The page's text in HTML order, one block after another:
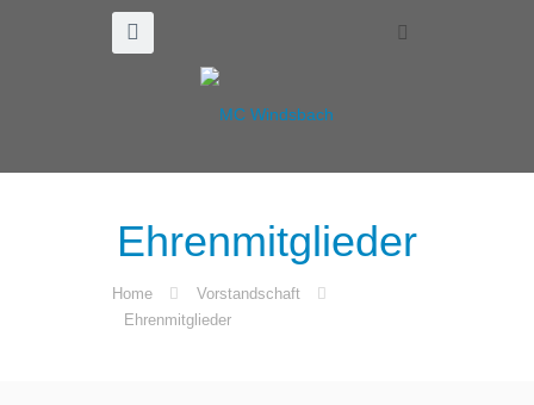
Ehrenmitglieder
Home
Vorstandschaft
Ehrenmitglieder